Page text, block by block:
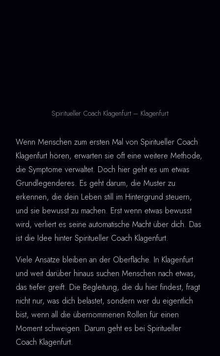
Spiritueller Coach Klagenfurt – Klagenfurt
Wenn Menschen zum ersten Mal von Spiritueller Coach
Klagenfurt hören, erwarten sie oft eine weitere Methode,
die Symptome verwaltet. Doch hier geht es um etwas
Grundlegenderes. Es geht darum, die Muster zu
erkennen, die dein Leben still im Hintergrund steuern,
und sie bewusst zu machen. Erst wenn etwas bewusst
wird, verliert es seine automatische Macht über dich. Das
ist die Idee hinter Spiritueller Coach Klagenfurt.
Viele Ansätze bleiben an der Oberfläche. In Klagenfurt
und weit darüber hinaus suchen Menschen nach etwas,
das tiefer greift. Die Begleitung, die du hier findest, fragt
nicht nur, was dich belastet, sondern wer du eigentlich
bist, wenn all die übernommenen Rollen für einen
Moment schweigen. Darum geht es bei Spiritueller
Coach Klagenfurt.